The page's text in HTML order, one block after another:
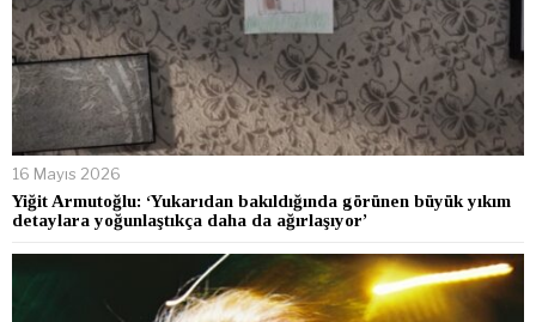
16 Mayıs 2026
Yiğit Armutoğlu: ‘Yukarıdan bakıldığında görünen büyük yıkım
detaylara yoğunlaştıkça daha da ağırlaşıyor’